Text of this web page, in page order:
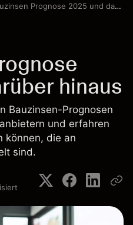
Prognose 2025 und darüber hinaus
hinaus
Bauzinsen-Prognosen
und erfahren
können, die an
sind.